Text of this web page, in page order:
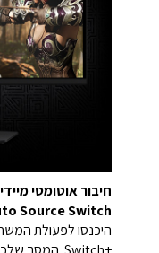
חיבור אוטומטי מיידי
Source Switch+